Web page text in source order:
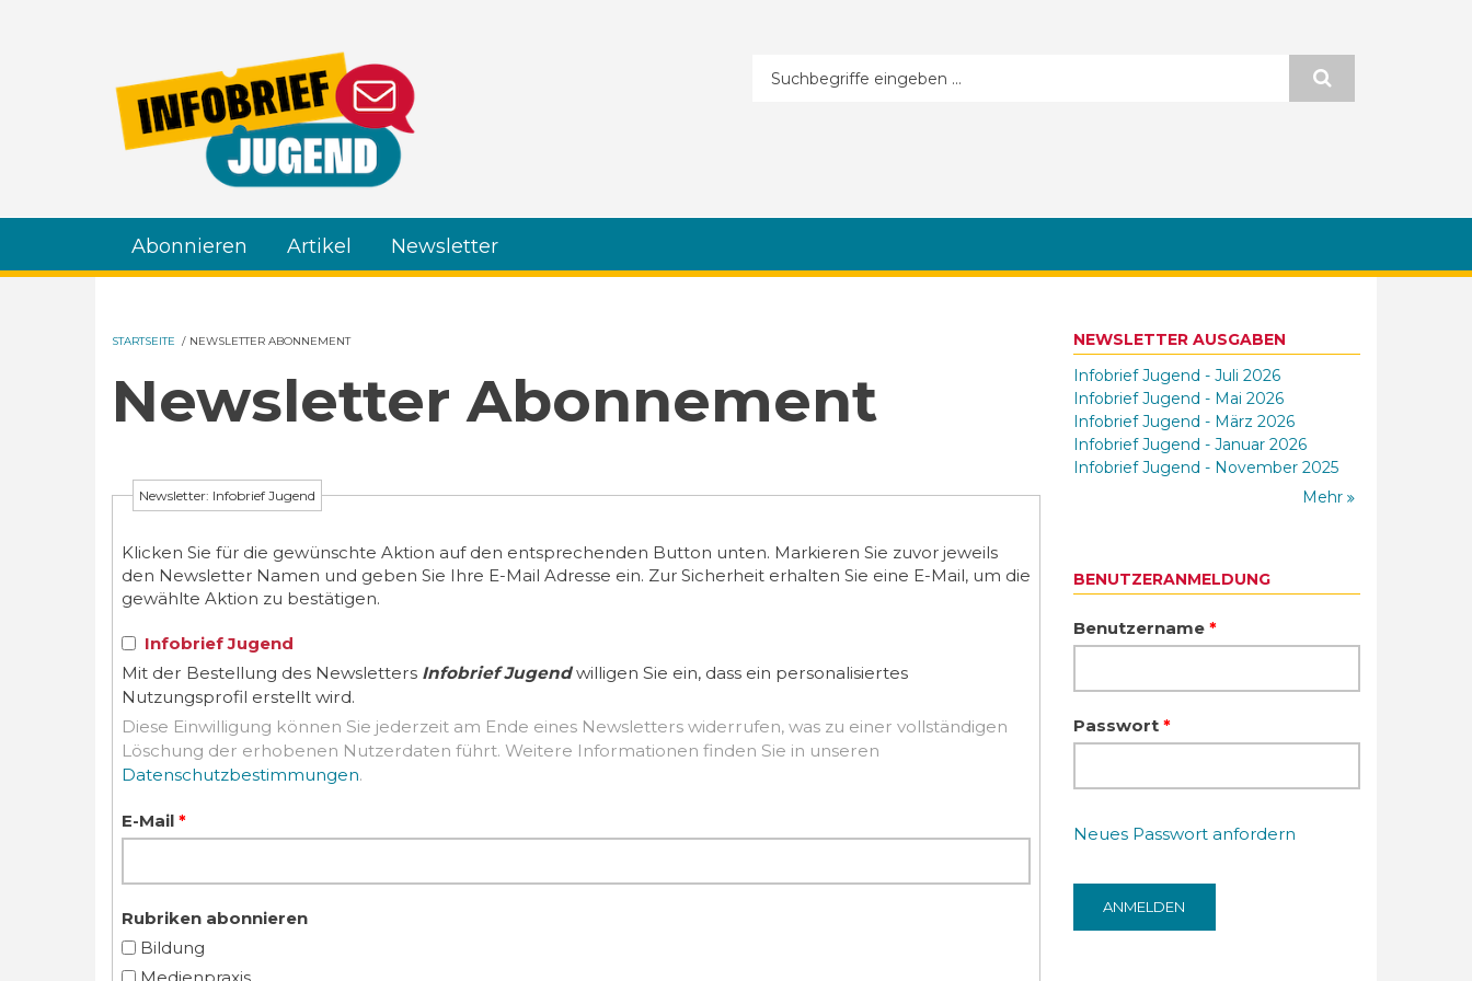
Suchformular
Abonnieren Artikel Newsletter
STARTSEITE / NEWSLETTER ABONNEMENT
Newsletter Abonnement
Newsletter: Infobrief Jugend
Klicken Sie für die gewünschte Aktion auf den entsprechenden Button unten. Markieren Sie zuvor jeweils
den Newsletter Namen und geben Sie Ihre E-Mail Adresse ein. Zur Sicherheit erhalten Sie eine E-Mail, um die
gewählte Aktion zu bestätigen.
Infobrief Jugend
Mit der Bestellung des Newsletters Infobrief Jugendwilligen Sie ein, dass ein personalisiertes
Nutzungsprofil erstellt wird.
Diese Einwilligung können Sie jederzeit am Ende eines Newsletters widerrufen, was zu einer vollständigen
Löschung der erhobenen Nutzerdaten führt. Weitere Informationen finden Sie in unseren
Datenschutzbestimmungen.
E-Mail *
Rubriken abonnieren
Bildung
NEWSLETTER AUSGABEN
Infobrief Jugend - Juli 2026
Infobrief Jugend - Mai 2026
Infobrief Jugend - März 2026
Infobrief Jugend - Januar 2026
Infobrief Jugend - November 2025
Mehr
BENUTZERANMELDUNG
Benutzername *
Passwort *
Neues Passwort anfordern